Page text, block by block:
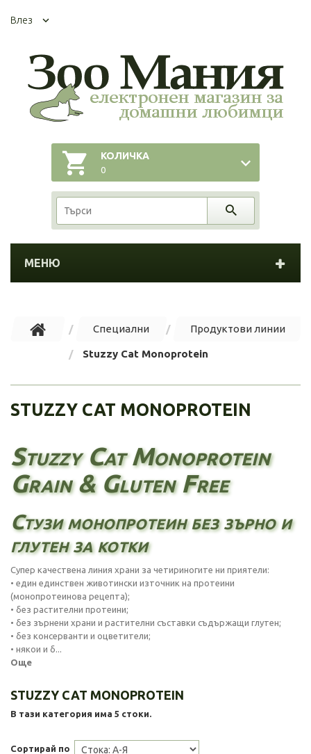
Влез
КОЛИЧКА
0
МЕНЮ
Специални Продуктови линии
Stuzzy Cat Monoprotein
STUZZY CAT MONOPROTEIN
Stuzzy Cat Monoprotein
Grain & Gluten Free
Стузи монопротеин без зърно и
глутен за котки
Супер качествена линия храни за четириногите ни приятели:
• един единствен животински източник на протеини
(монопротеинова рецепта);
• без растителни протеини;
• без зърнени храни и растителни съставки съдържащи глутен;
• без консерванти и оцветители;
• някои и б...
Още
STUZZY CAT MONOPROTEIN
В тази категория има 5 стоки.
Сортирай по